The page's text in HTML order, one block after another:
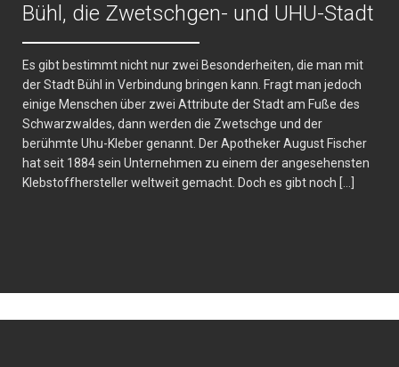
Bühl, die Zwetschgen- und UHU-Stadt
Es gibt bestimmt nicht nur zwei Besonderheiten, die man mit
der Stadt Bühl in Verbindung bringen kann. Fragt man jedoch
einige Menschen über zwei Attribute der Stadt am Fuße des
Schwarzwaldes, dann werden die Zwetschge und der
berühmte Uhu-Kleber genannt. Der Apotheker August Fischer
hat seit 1884 sein Unternehmen zu einem der angesehensten
Klebstoffhersteller weltweit gemacht. Doch es gibt noch […]